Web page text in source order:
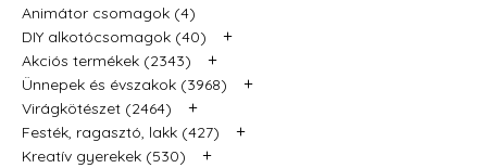
Animátor csomagok (4)
DIY alkotócsomagok (40)
+
Akciós termékek (2343) +
Ünnepek és évszakok (3968) +
Virágkötészet (2464) +
Festék, ragasztó, lakk (427) +
Kreatív gyerekek (530) +